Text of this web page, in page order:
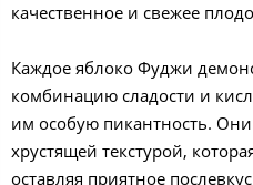
качественное и свежее
Каждое яблоко Фуджи
комбинацию сладости и
им особую пикантность.
хрустящей текстурой,
оставляя приятное